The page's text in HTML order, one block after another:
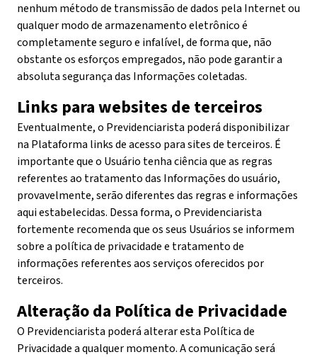
nenhum método de transmissão de dados pela Internet ou
qualquer modo de armazenamento eletrônico é
completamente seguro e infalível, de forma que, não
obstante os esforços empregados, não pode garantir a
absoluta segurança das Informações coletadas.
Links para websites de terceiros
Eventualmente, o Previdenciarista poderá disponibilizar
na Plataforma links de acesso para sites de terceiros. É
importante que o Usuário tenha ciência que as regras
referentes ao tratamento das Informações do usuário,
provavelmente, serão diferentes das regras e informações
aqui estabelecidas. Dessa forma, o Previdenciarista
fortemente recomenda que os seus Usuários se informem
sobre a política de privacidade e tratamento de
informações referentes aos serviços oferecidos por
terceiros.
Alteração da Política de Privacidade
O Previdenciarista poderá alterar esta Política de
Privacidade a qualquer momento. A comunicação será